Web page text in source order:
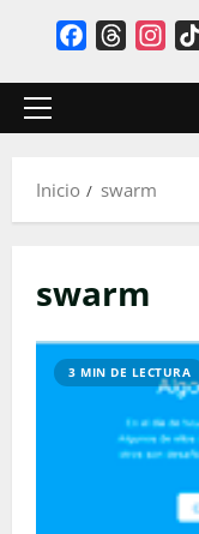
FacebookThreads
Menú
Inicio
swarm
swarm
3 MIN DE LECTURA